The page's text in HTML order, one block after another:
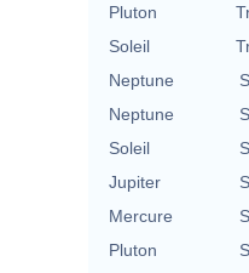
Pluton
Soleil
Neptune
Neptune
Soleil
Jupiter
Mercure
Pluton